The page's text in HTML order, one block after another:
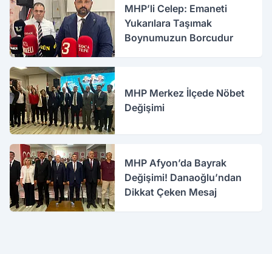
MHP’li Celep: Emaneti
Yukarılara Taşımak
Boynumuzun Borcudur
MHP Merkez İlçede Nöbet
Değişimi
MHP Afyon’da Bayrak
Değişimi! Danaoğlu’ndan
Dikkat Çeken Mesaj